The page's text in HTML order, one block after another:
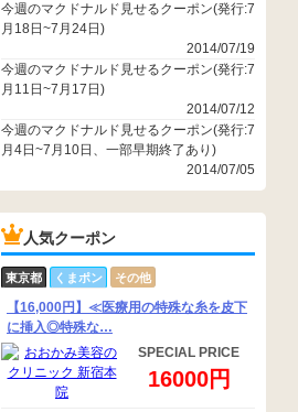
今週のマクドナルド見せるクーポン(発行:7
月18日~7月24日)
2014/07/19
今週のマクドナルド見せるクーポン(発行:7
月11日~7月17日)
2014/07/12
今週のマクドナルド見せるクーポン(発行:7
月4日~7月10日、一部早期終了あり)
2014/07/05
人気クーポン
東京都 くまポン その他
【16,000円】≪医療用の特殊な糸を皮下
に挿入◎特殊な…
SPECIAL PRICE
16000円